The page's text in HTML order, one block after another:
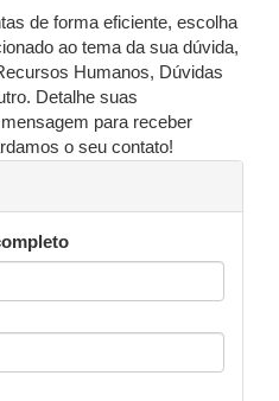
de forma eficiente, escolha
ao tema da sua dúvida,
Humanos, Dúvidas
Detalhe suas
para receber
o seu contato!